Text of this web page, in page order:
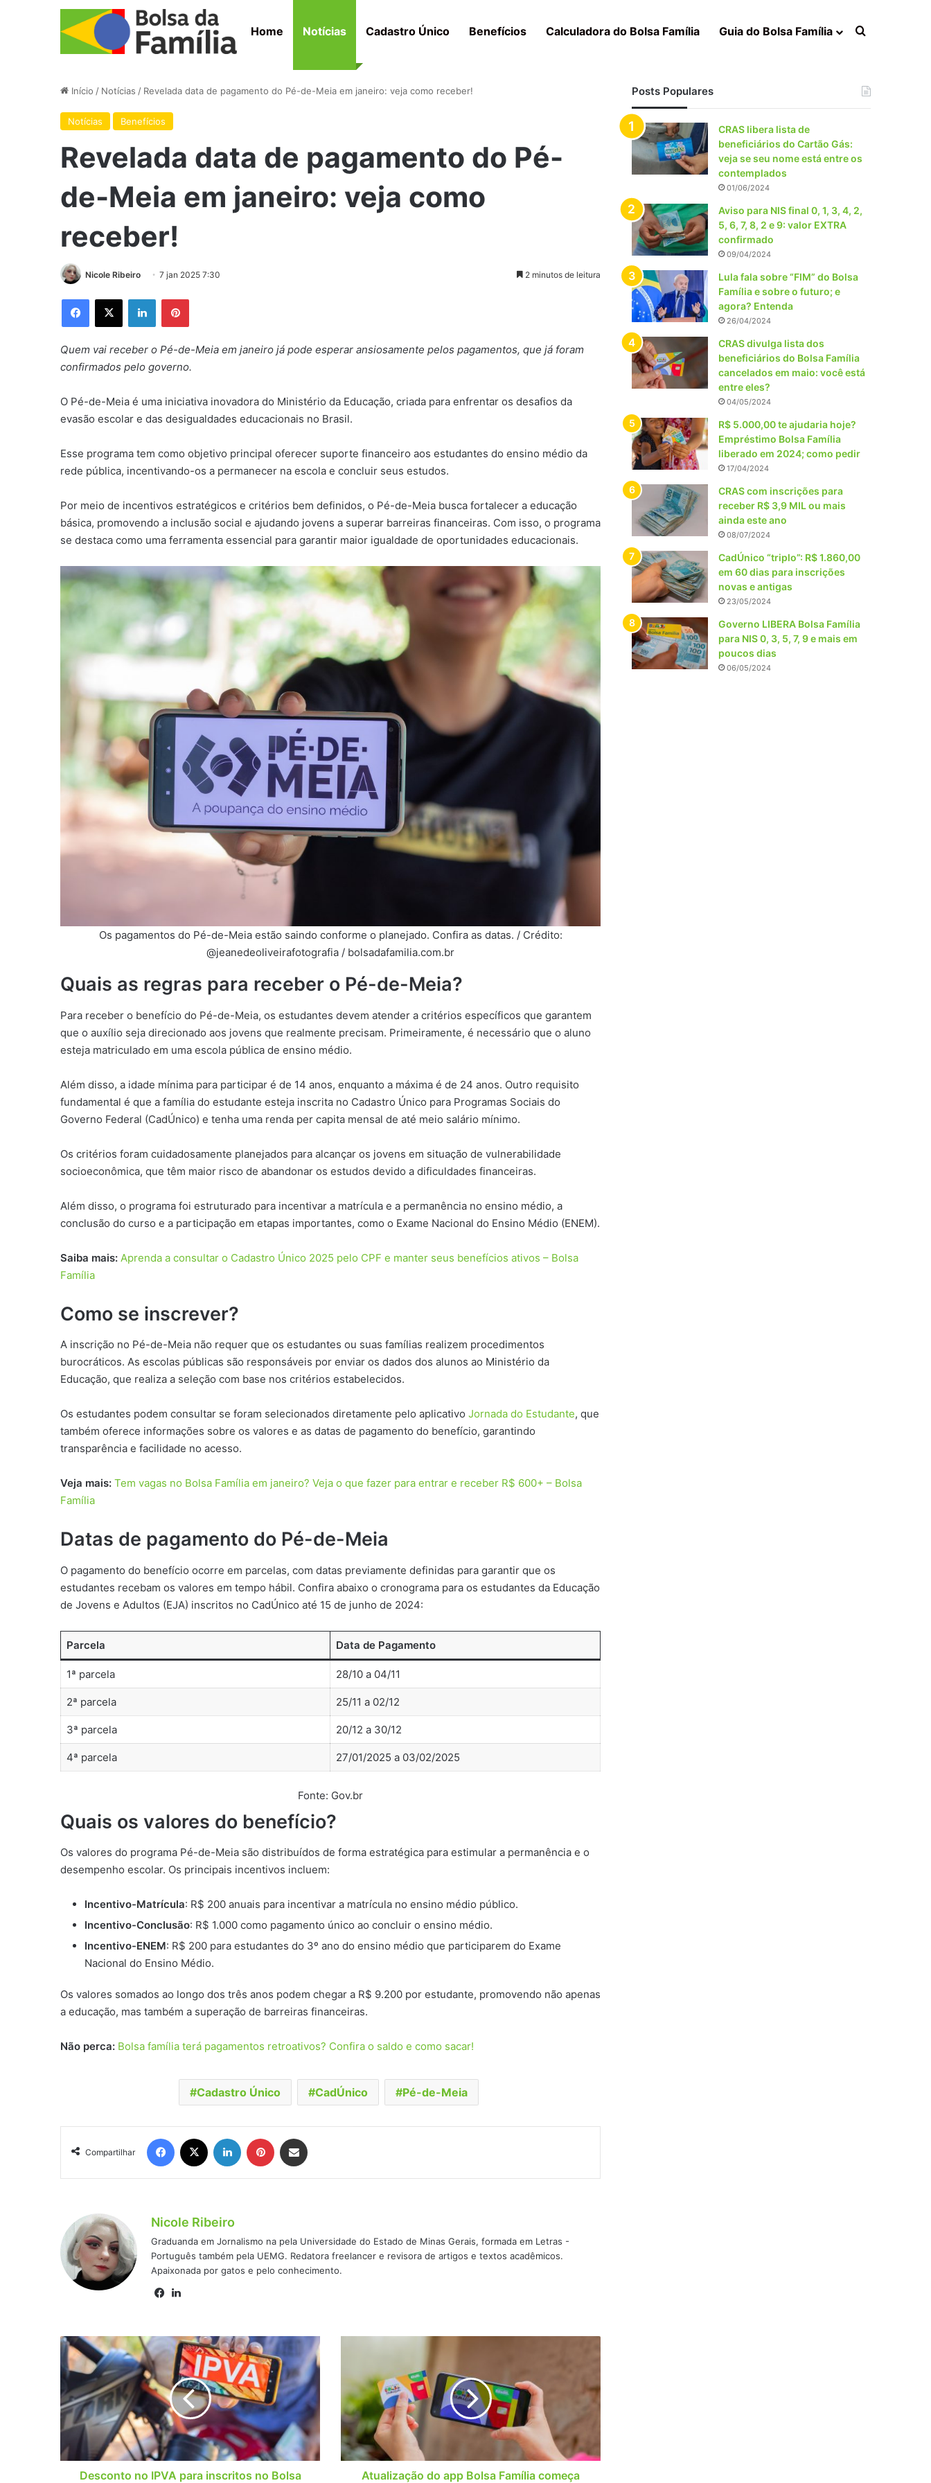
Home Notícias Cadastro Único Benefícios Calculadora do Bolsa Família Guia do Bolsa Família Procurar por
Início / Notícias / Revelada data de pagamento do Pé-de-Meia em janeiro: veja como receber!
Notícias Benefícios
Revelada data de pagamento do Pé-
de-Meia em janeiro: veja como
receber!
Nicole Ribeiro 7 jan 2025 7:30 2 minutos de leitura
Facebook
X LinkedinPinterest
Quem vai receber o Pé-de-Meia em janeiro já pode esperar ansiosamente pelos pagamentos, que já foram
confirmados pelo governo.
O Pé-de-Meia é uma iniciativa inovadora do Ministério da Educação, criada para enfrentar os desafios da
evasão escolar e das desigualdades educacionais no Brasil.
Esse programa tem como objetivo principal oferecer suporte financeiro aos estudantes do ensino médio da
rede pública, incentivando-os a permanecer na escola e concluir seus estudos.
Por meio de incentivos estratégicos e critérios bem definidos, o Pé-de-Meia busca fortalecer a educação
básica, promovendo a inclusão social e ajudando jovens a superar barreiras financeiras. Com isso, o programa
se destaca como uma ferramenta essencial para garantir maior igualdade de oportunidades educacionais.
Os pagamentos do Pé-de-Meia estão saindo conforme o planejado. Confira as datas. / Crédito:
@jeanedeoliveirafotografia / bolsadafamilia.com.br
Quais as regras para receber o Pé-de-Meia?
Para receber o benefício do Pé-de-Meia, os estudantes devem atender a critérios específicos que garantem
que o auxílio seja direcionado aos jovens que realmente precisam. Primeiramente, é necessário que o aluno
esteja matriculado em uma escola pública de ensino médio.
Além disso, a idade mínima para participar é de 14 anos, enquanto a máxima é de 24 anos. Outro requisito
fundamental é que a família do estudante esteja inscrita no Cadastro Único para Programas Sociais do
Governo Federal (CadÚnico) e tenha uma renda per capita mensal de até meio salário mínimo.
Os critérios foram cuidadosamente planejados para alcançar os jovens em situação de vulnerabilidade
socioeconômica, que têm maior risco de abandonar os estudos devido a dificuldades financeiras.
Além disso, o programa foi estruturado para incentivar a matrícula e a permanência no ensino médio, a
conclusão do curso e a participação em etapas importantes, como o Exame Nacional do Ensino Médio (ENEM).
Saiba mais: Aprenda a consultar o Cadastro Único 2025 pelo CPF e manter seus benefícios ativos – Bolsa
Família
Como se inscrever?
A inscrição no Pé-de-Meia não requer que os estudantes ou suas famílias realizem procedimentos
burocráticos. As escolas públicas são responsáveis por enviar os dados dos alunos ao Ministério da
Educação, que realiza a seleção com base nos critérios estabelecidos.
Os estudantes podem consultar se foram selecionados diretamente pelo aplicativo Jornada do Estudante, que
também oferece informações sobre os valores e as datas de pagamento do benefício, garantindo
transparência e facilidade no acesso.
Veja mais: Tem vagas no Bolsa Família em janeiro? Veja o que fazer para entrar e receber R$ 600+ – Bolsa
Família
Datas de pagamento do Pé-de-Meia
O pagamento do benefício ocorre em parcelas, com datas previamente definidas para garantir que os
estudantes recebam os valores em tempo hábil. Confira abaixo o cronograma para os estudantes da Educação
de Jovens e Adultos (EJA) inscritos no CadÚnico até 15 de junho de 2024:
Parcela Data de Pagamento
1ª parcela 28/10 a 04/11
2ª parcela 25/11 a 02/12
3ª parcela 20/12 a 30/12
4ª parcela 27/01/2025 a 03/02/2025
Fonte: Gov.br
Quais os valores do benefício?
Os valores do programa Pé-de-Meia são distribuídos de forma estratégica para estimular a permanência e o
desempenho escolar. Os principais incentivos incluem:
Incentivo-Matrícula: R$ 200 anuais para incentivar a matrícula no ensino médio público.
Incentivo-Conclusão: R$ 1.000 como pagamento único ao concluir o ensino médio.
Incentivo-ENEM: R$ 200 para estudantes do 3º ano do ensino médio que participarem do Exame
Nacional do Ensino Médio.
Os valores somados ao longo dos três anos podem chegar a R$ 9.200 por estudante, promovendo não apenas
a educação, mas também a superação de barreiras financeiras.
Não perca: Bolsa família terá pagamentos retroativos? Confira o saldo e como sacar!
Cadastro Único CadÚnico Pé-de-Meia
Compartilhar
Facebook Linkedin Pinterest
Nicole Ribeiro
Graduanda em Jornalismo na pela Universidade do Estado de Minas Gerais, formada em Letras -
Português também pela UEMG. Redatora freelancer e revisora de artigos e textos acadêmicos.
Apaixonada por gatos e pelo conhecimento.
Facebook
Desconto
no
IPVA
para
inscritos
no
Bolsa
Família?
Chance
desconhecida
Desconto no IPVA para inscritos no Bolsa
Bolsa
Família
começa
ESTA
semana:
falhas
Atualização do app Bolsa Família começa
Posts Populares
CRAS libera lista de
beneficiários do Cartão Gás:
veja se seu nome está entre os
contemplados
01/06/2024
Aviso para NIS final 0, 1, 3, 4, 2,
5, 6, 7, 8, 2 e 9: valor EXTRA
confirmado
09/04/2024
Lula fala sobre “FIM” do Bolsa
Família e sobre o futuro; e
agora? Entenda
26/04/2024
CRAS divulga lista dos
beneficiários do Bolsa Família
cancelados em maio: você está
entre eles?
04/05/2024
R$ 5.000,00 te ajudaria hoje?
Empréstimo Bolsa Família
liberado em 2024; como pedir
17/04/2024
CRAS com inscrições para
receber R$ 3,9 MIL ou mais
ainda este ano
08/07/2024
CadÚnico “triplo”: R$ 1.860,00
em 60 dias para inscrições
novas e antigas
23/05/2024
Governo LIBERA Bolsa Família
para NIS 0, 3, 5, 7, 9 e mais em
poucos dias
06/05/2024